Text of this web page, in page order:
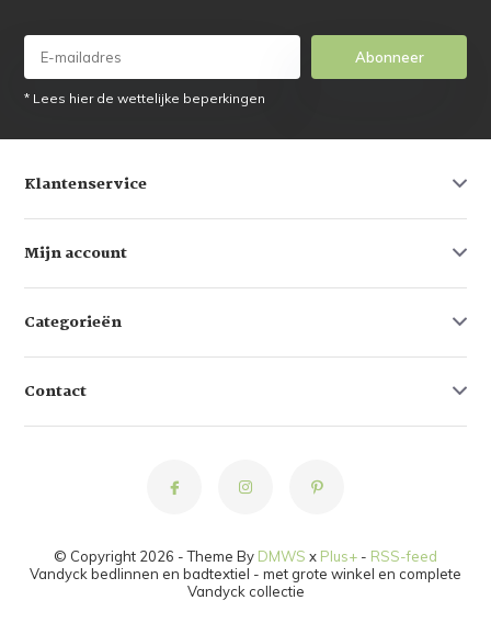
Abonneer
* Lees hier de wettelijke beperkingen
Klantenservice
Mijn account
Categorieën
Contact
© Copyright 2026 - Theme By DMWS x Plus+ - RSS-feed
Vandyck bedlinnen en badtextiel - met grote winkel en complete
Vandyck collectie